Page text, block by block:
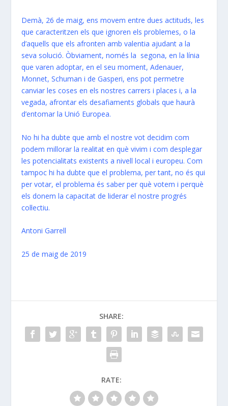
Demà, 26 de maig, ens movem entre dues actituds, les
que caracteritzen els que ignoren els problemes, o la
d’aquells que els afronten amb valentia ajudant a la
seva solució. Òbviament, només la segona, en la línia
que varen adoptar, en el seu moment, Adenauer,
Monnet, Schuman i de Gasperi, ens pot permetre
canviar les coses en els nostres carrers i places i, a la
vegada, afrontar els desafiaments globals que haurà
d’entomar la Unió Europea.
No hi ha dubte que amb el nostre vot decidim com
podem millorar la realitat en què vivim i com desplegar
les potencialitats existents a nivell local i europeu. Com
tampoc hi ha dubte que el problema, per tant, no és qui
per votar, el problema és saber per què votem i perquè
els donem la capacitat de liderar el nostre progrés
col·lectiu.
Antoni Garrell
25 de maig de 2019
SHARE:
RATE: